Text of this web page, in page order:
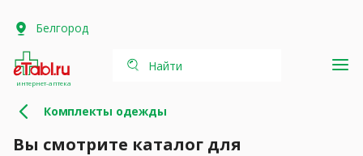
Белгород
интернет-аптека
Найти
Комплекты одежды
Вы смотрите каталог для